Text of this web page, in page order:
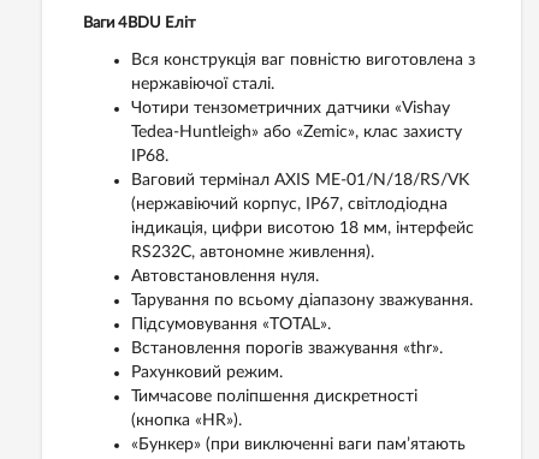
Ваги 4BDU Еліт
Вся конструкція ваг повністю виготовлена ​​з
нержавіючої сталі.
Чотири тензометричних датчики «Vishay
Tedea-Huntleigh» або «Zemic», клас захисту
IP68.
Ваговий термінал AXIS ME-01/N/18/RS/VK
(нержавіючий корпус, IP67, світлодіодна
індикація, цифри висотою 18 мм, інтерфейс
RS232C, автономне живлення).
Автовстановлення нуля.
Тарування по всьому діапазону зважування.
Підсумовування «TOTAL».
Встановлення порогів зважування «thr».
Рахунковий режим.
Тимчасове поліпшення дискретності
(кнопка «HR»).
«Бункер» (при виключенні ваги пам’ятають